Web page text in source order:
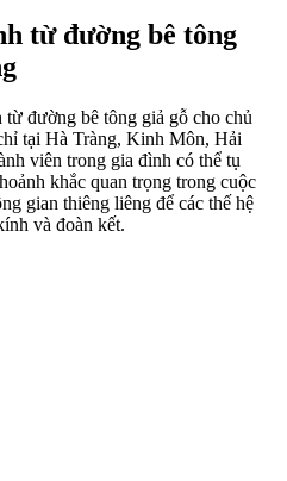
từ đường bê tông
đường bê tông giả gỗ cho chủ
tại Hà Tràng, Kinh Môn, Hải
viên trong gia đình có thể tụ
khắc quan trọng trong cuộc
gian thiêng liêng để các thế hệ
và đoàn kết.​